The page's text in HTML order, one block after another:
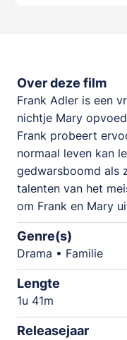
Over deze film
Frank Adler is een
nichtje Mary
Frank probeert
normaal leven kan
gedwarsboomd als
talenten van het
om Frank en Mary
Genre(s)
Drama • Familie
Lengte
1u 41m
Releasejaar